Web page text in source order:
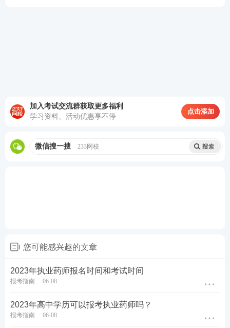
查，报考人员按报名地资格审核部门(机构)规定办理
报考相关事项。
第七步：支付考试费用
正面证件照（尺寸25mm*35mm，像素295px*413p
kb左右。确保照片清晰，已注册的考生照片无须更
换。该照片将用于准考证、考场座次表、
、证书
加入考试交流群获取更多福利
学习资料、活动优惠享不停
点击添加
微信搜一搜 233网校
您可能感兴趣的文章
2023年执业药师报名时间和考试时间
报考指南 06-08
2023年高中学历可以报考执业药师吗？
报考指南 06-08